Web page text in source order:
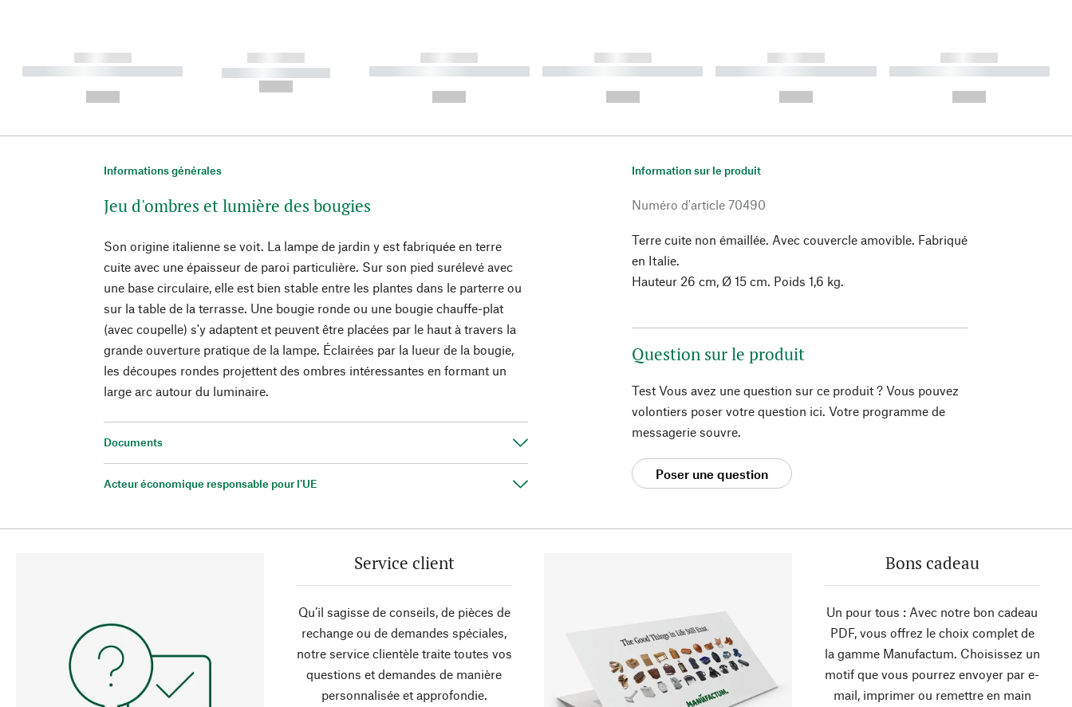
------------
----------- ----------- ----------
------------
----------- -----------
------------
----------- ----------- ----------
------------
----------- ----------- ----------
------------
----------- ----------- ----------
------------
----------- ----------- ----------
Informations générales
Jeu d'ombres et lumière des bougies
Son origine italienne se voit. La lampe de jardin y est fabriquée en terre
cuite avec une épaisseur de paroi particulière. Sur son pied surélevé avec
une base circulaire, elle est bien stable entre les plantes dans le parterre ou
sur la table de la terrasse. Une bougie ronde ou une bougie chauffe-plat
(avec coupelle) s'y adaptent et peuvent être placées par le haut à travers la
grande ouverture pratique de la lampe. Éclairées par la lueur de la bougie,
les découpes rondes projettent des ombres intéressantes en formant un
large arc autour du luminaire.
Documents
Acteur économique responsable pour l'UE
Information sur le produit
Numéro d'article 70490
Terre cuite non émaillée. Avec couvercle amovible. Fabriqué
en Italie.
Hauteur 26 cm, Ø 15 cm. Poids 1,6 kg.
Question sur le produit
Test Vous avez une question sur ce produit ? Vous pouvez
volontiers poser votre question ici. Votre programme de
messagerie souvre.
Poser une question
Service client
Qu’il sagisse de conseils, de pièces de
rechange ou de demandes spéciales,
notre service clientèle traite toutes vos
questions et demandes de manière
personnalisée et approfondie.
Bons cadeau
Un pour tous : Avec notre bon cadeau
PDF, vous offrez le choix complet de
la gamme Manufactum. Choisissez un
motif que vous pourrez envoyer par e-
mail, imprimer ou remettre en main